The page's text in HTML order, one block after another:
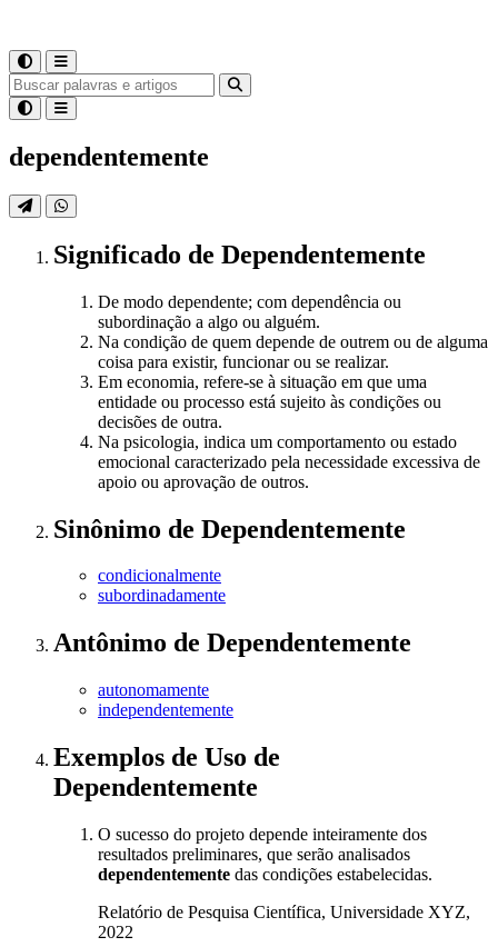
dependentemente
Significado de Dependentemente
De modo dependente; com dependência ou
subordinação a algo ou alguém.
Na condição de quem depende de outrem ou de alguma
coisa para existir, funcionar ou se realizar.
Em economia, refere-se à situação em que uma
entidade ou processo está sujeito às condições ou
decisões de outra.
Na psicologia, indica um comportamento ou estado
emocional caracterizado pela necessidade excessiva de
apoio ou aprovação de outros.
Sinônimo de Dependentemente
condicionalmente
subordinadamente
Antônimo de Dependentemente
autonomamente
independentemente
Exemplos de Uso de
Dependentemente
O sucesso do projeto depende inteiramente dos
resultados preliminares, que serão analisados
dependentemente das condições estabelecidas.
Relatório de Pesquisa Científica, Universidade XYZ,
2022